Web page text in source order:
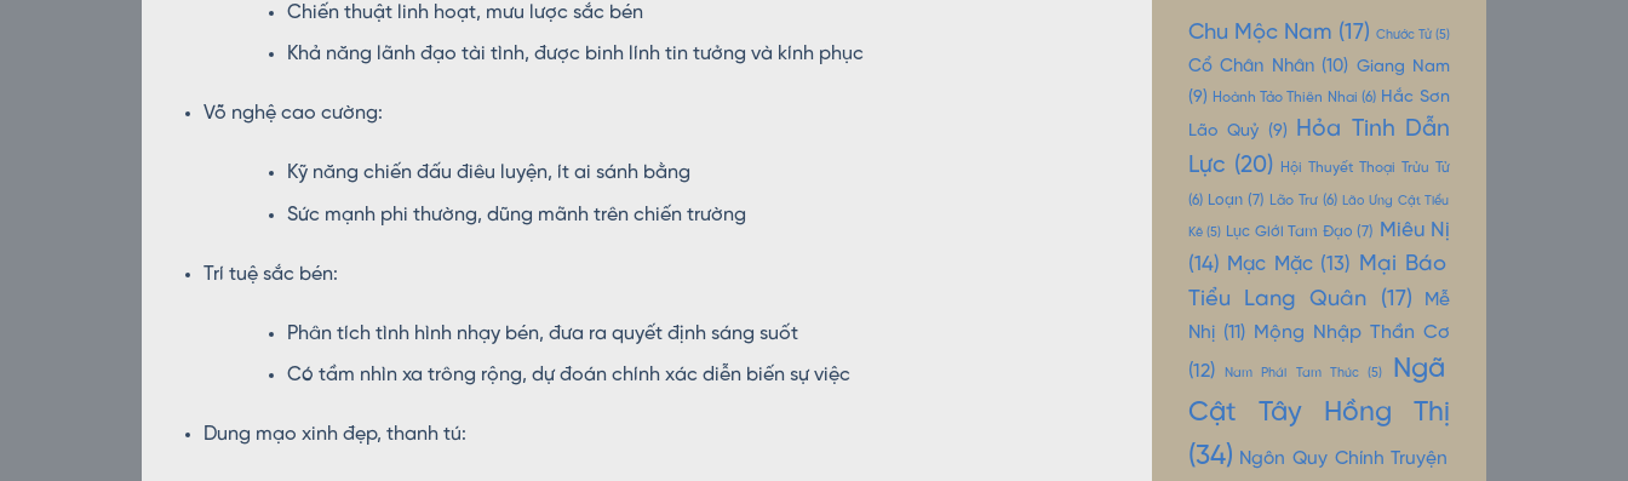
Chiến thuật linh hoạt, mưu lược sắc bén
Khả năng lãnh đạo tài tình, được binh lính tin tưởng và kính phục
Võ nghệ cao cường:
Kỹ năng chiến đấu điêu luyện, ít ai sánh bằng
Sức mạnh phi thường, dũng mãnh trên chiến trường
Trí tuệ sắc bén:
Phân tích tình hình nhạy bén, đưa ra quyết định sáng suốt
Có tầm nhìn xa trông rộng, dự đoán chính xác diễn biến sự việc
Dung mạo xinh đẹp, thanh tú:
Chu Mộc Nam (17) Chước Tử(5)
Cổ Chân Nhân(10) Giang Nam
(9) Hoành Tảo Thiên Nhai (6) Hắc Sơn
Lão Quỷ (9) Hỏa Tinh Dẫn
Lực (20) Hội Thuyết Thoại Trửu Tử
(6) Loạn (7) Lão Trư (6) Lão Ưng Cật Tiểu
Kê(5) Lục Giới Tam Đạo (7)
Miêu Nị
(14) Mạc Mặc(13) Mại Báo
Tiểu Lang Quân (17)
Mễ
Nhị(11) Mộng Nhập Thần Cơ
(12)
Nam Phái Tam Thúc(5)
Ngã
Cật Tây Hồng Thị
(34) Ngôn Quy Chính Truyện